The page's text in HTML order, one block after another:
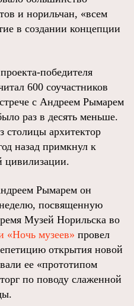
и норильчан, «всем
в создании концепции
победителя
600 соучастников
с Андреем Рымарем
раз в десять меньше.
столицы архитектор
назад примкнул к
цивилизации.
Рымарем он
посвященную
Музей Норильска во
«Ночь музеев» провел
открытия новой
ее «прототипом
по поводу слаженной